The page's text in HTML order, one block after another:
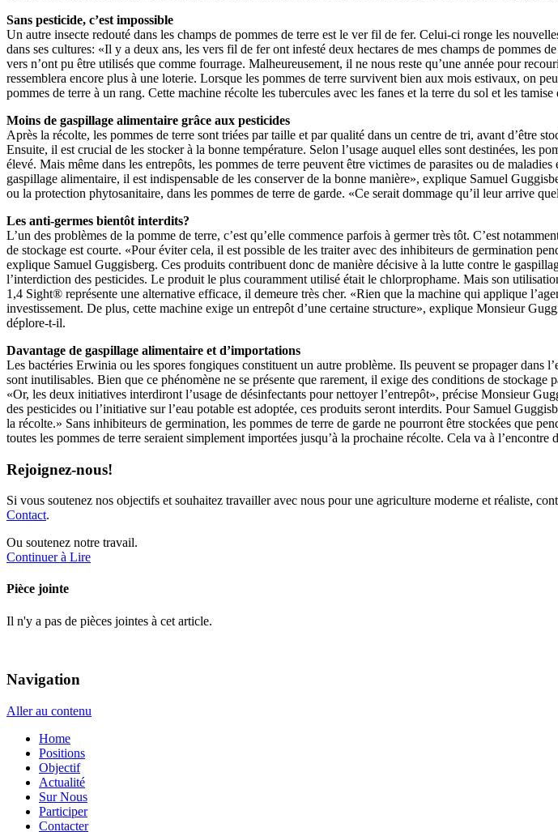
Sans pesticide, c’est impossible
Un autre insecte redouté dans les champs de pommes de terre est le ver fil de fer. Celui-ci ronge les
dans ses cultures: «Il y a deux ans, les vers fil de fer ont infesté deux hectares de mes champs de pommes
vers n’ont pu être utilisés que comme fourrage. Malheureusement, il ne nous reste qu’une année pour
ressemblera encore plus à une loterie. Lorsque les pommes de terre survivent bien aux mois estivaux, on
pommes de terre à un rang. Cette machine récolte les tubercules avec les fanes et la terre du sol et les
Moins de gaspillage alimentaire grâce aux pesticides
Après la récolte, les pommes de terre sont triées par taille et par qualité dans un centre de tri, avant d’être
Ensuite, il est crucial de les stocker à la bonne température. Selon l’usage auquel elles sont destinées, les
élevé. Mais même dans les entrepôts, les pommes de terre peuvent être victimes de parasites ou de
gaspillage alimentaire, il est indispensable de les conserver de la bonne manière», explique Samuel
ou la protection phytosanitaire, dans les pommes de terre de garde. «Ce serait dommage qu’il leur arrive
Les anti-germes bientôt interdits?
L’un des problèmes de la pomme de terre, c’est qu’elle commence parfois à germer très tôt. C’est
de stockage est courte. «Pour éviter cela, il est possible de les traiter avec des inhibiteurs de germination
explique Samuel Guggisberg. Ces produits contribuent donc de manière décisive à la lutte contre le
l’interdiction des pesticides. Le produit le plus couramment utilisé était le chlorprophame. Mais son
1,4 Sight® représente une alternative efficace, il demeure très cher. «Rien que la machine qui applique
investissement. De plus, cette machine exige un entrepôt d’une certaine structure», explique Monsieur
déplore-t-il.
Davantage de gaspillage alimentaire et d’importations
Les bactéries Erwinia ou les spores fongiques constituent un autre problème. Ils peuvent se propager dans
sont inutilisables. Bien que ce phénomène ne se présente que rarement, il exige des conditions de
«Or, les deux initiatives interdiront l’usage de désinfectants pour nettoyer l’entrepôt», précise Monsieur
des pesticides ou l’initiative sur l’eau potable est adoptée, ces produits seront interdits. Pour Samuel
la récolte.» Sans inhibiteurs de germination, les pommes de terre de garde ne pourront être stockées que
toutes les pommes de terre seraient simplement importées jusqu’à la prochaine récolte. Cela va à
Rejoignez-nous!
Si vous soutenez nos objectifs et souhaitez travailler avec nous pour une agriculture moderne et réaliste,
Contact.
Ou soutenez notre travail.
Continuer à Lire
Pièce jointe
Il n'y a pas de pièces jointes à cet article.
Navigation
Aller au contenu
Home
Positions
Objectif
Actualité
Sur Nous
Participer
Contacter